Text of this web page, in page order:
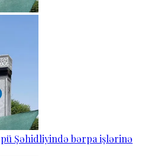
Şəhidliyində bərpa işlərinə